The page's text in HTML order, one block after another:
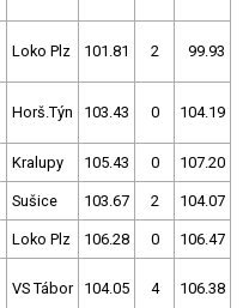
Loko Plz 101.81 2 99.93
Horš.Týn 103.43 0 104.19
Kralupy 105.43 0 107.20
Sušice 103.67 2 104.07
Loko Plz 106.28 0 106.47
VS Tábor 104.05 4 106.38